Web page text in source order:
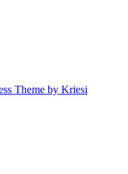
Theme by Kriesi